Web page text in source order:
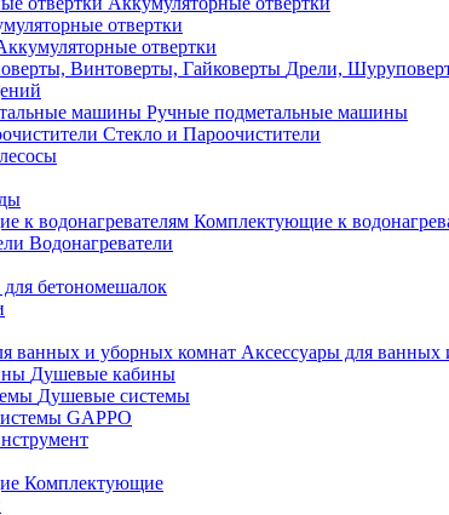
отвертки
отвертки
Дрели,
Ручные подметальные машины
Стекло и Пароочистители
Комплектующие к
Водонагреватели
бетономешалок
Аксессуары для ванных
Душевые кабины
Душевые системы
GAPPO
Комплектующие